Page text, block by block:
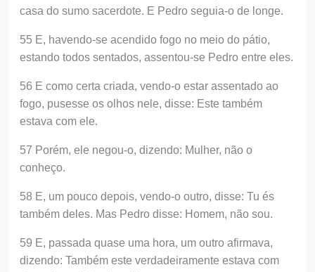
casa do sumo sacerdote. E Pedro seguia-o de longe.
55 E, havendo-se acendido fogo no meio do pátio,
estando todos sentados, assentou-se Pedro entre eles.
56 E como certa criada, vendo-o estar assentado ao
fogo, pusesse os olhos nele, disse: Este também
estava com ele.
57 Porém, ele negou-o, dizendo: Mulher, não o
conheço.
58 E, um pouco depois, vendo-o outro, disse: Tu és
também deles. Mas Pedro disse: Homem, não sou.
59 E, passada quase uma hora, um outro afirmava,
dizendo: Também este verdadeiramente estava com